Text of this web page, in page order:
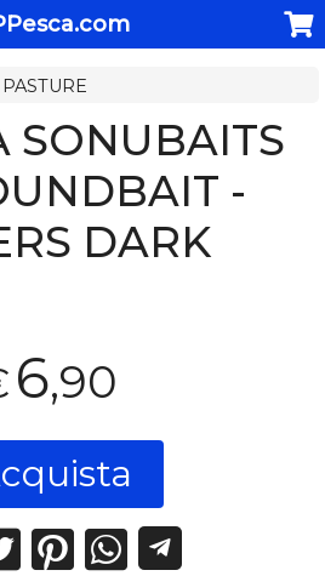
PASTURE
SONUBAITS
-
DARK
6,90